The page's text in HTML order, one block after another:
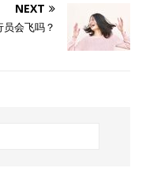
NEXT
会飞吗？